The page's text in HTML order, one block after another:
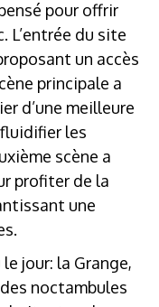
pour offrir
L’entrée du site
un accès
principale a
d’une meilleure
les
scène a
profiter de la
une
jour: la Grange,
noctambules